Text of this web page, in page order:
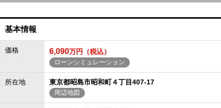
基本情報
価格 6,090万円（税込）
ローンシミュレーション
所在地 東京都昭島市昭和町４丁目407-17
周辺地図